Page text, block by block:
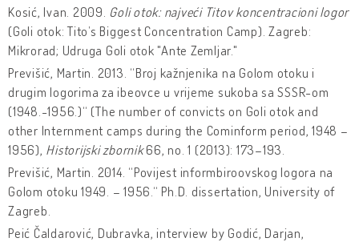
Kosić, Ivan. 2009. Goli otok: najveći Titov koncentracioni logor
(Goli otok: Tito’s Biggest Concentration Camp). Zagreb:
Mikrorad; Udruga Goli otok "Ante Zemljar."
Previšić, Martin. 2013. “Broj kažnjenika na Golom otoku i
drugim logorima za ibeovce u vrijeme sukoba sa SSSR-om
(1948.-1956.)“ (The number of convicts on Goli otok and
other Internment camps during the Cominform period, 1948 –
1956), Historijski zbornik66, no. 1 (2013): 173–193.
Previšić, Martin. 2014. “Povijest informbiroovskog logora na
Golom otoku 1949. – 1956.“ Ph.D. dissertation, University of
Zagreb.
Peić Čaldarović, Dubravka, interview by Godić, Darjan,